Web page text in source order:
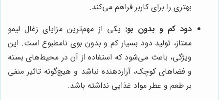
بهتری را برای کاربر فراهم می‌کند.
دود کم و بدون بو: یکی از مهم‌ترین مزایای زغال لیمو
ممتاز، تولید دود بسیار کم و بدون بوی نامطبوع است. این
ویژگی، باعث می‌شود که استفاده از آن در محیط‌های بسته
و فضاهای کوچک، آزاردهنده نباشد و هیچ‌گونه تاثیر منفی
بر طعم و عطر مواد غذایی نداشته باشد.